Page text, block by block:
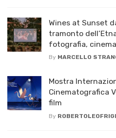
Wines at Sunset
tramonto
fotografia,
By MARCELLO
Mostra
Cinematografica
film
By